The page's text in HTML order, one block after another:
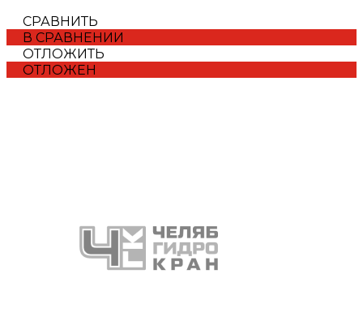
СРАВНИТЬ
В СРАВНЕНИИ
ОТЛОЖИТЬ
ОТЛОЖЕН